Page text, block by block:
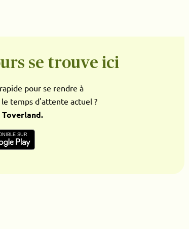
se trouve ici
pour se rendre à
temps d'attente actuel ?
SUR